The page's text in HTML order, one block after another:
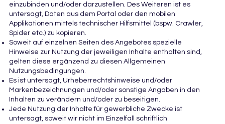
einzubinden und/oder darzustellen. Des Weiteren ist es
untersagt, Daten aus dem Portal oder den mobilen
Applikationen mittels technischer Hilfsmittel (bspw. Crawler,
Spider etc.) zu kopieren.
Soweit auf einzelnen Seiten des Angebotes spezielle
Hinweise zur Nutzung der jeweiligen Inhalte enthalten sind,
gelten diese ergänzend zu diesen Allgemeinen
Nutzungsbedingungen.
Es ist untersagt, Urheberrechtshinweise und/oder
Markenbezeichnungen und/oder sonstige Angaben in den
Inhalten zu verändern und/oder zu beseitigen.
Jede Nutzung der Inhalte für gewerbliche Zwecke ist
untersagt, soweit wir nicht im Einzelfall schriftlich